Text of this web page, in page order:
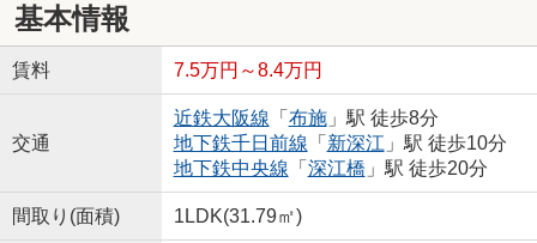
基本情報
賃料 7.5万円～8.4万円
交通
近鉄大阪線 「 布施」駅 徒歩8分
地下鉄千日前線 「 新深江 」駅 徒歩10分
地下鉄中央線 「 深江橋 」駅 徒歩20分
間取り(面積) 1LDK(31.79㎡)